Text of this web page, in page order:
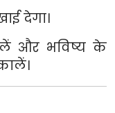
देगा।
लें और भविष्य के